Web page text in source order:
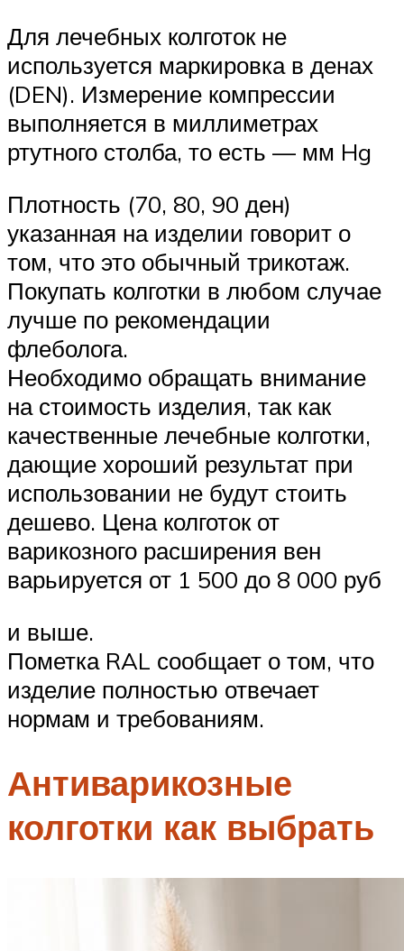
Для лечебных колготок не
используется маркировка в денах
(DEN). Измерение компрессии
выполняется в миллиметрах
ртутного столба, то есть — мм Hg
Плотность (70, 80, 90 ден)
указанная на изделии говорит о
том, что это обычный трикотаж.
Покупать колготки в любом случае
лучше по рекомендации
флеболога.
Необходимо обращать внимание
на стоимость изделия, так как
качественные лечебные колготки,
дающие хороший результат при
использовании не будут стоить
дешево. Цена колготок от
варикозного расширения вен
варьируется от 1 500 до 8 000 руб
и выше.
Пометка RAL сообщает о том, что
изделие полностью отвечает
нормам и требованиям.
Антиварикозные
колготки как выбрать